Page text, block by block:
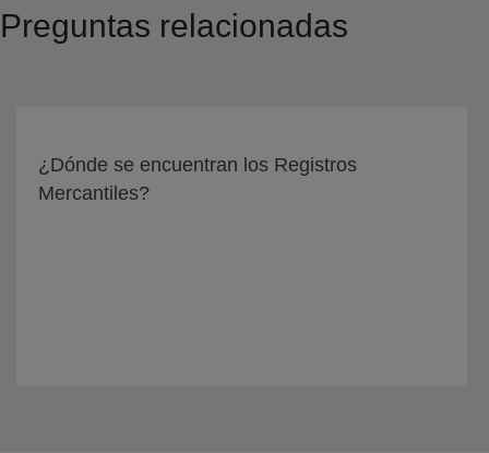
Preguntas relacionadas
¿Dónde se encuentran los Registros
Mercantiles?